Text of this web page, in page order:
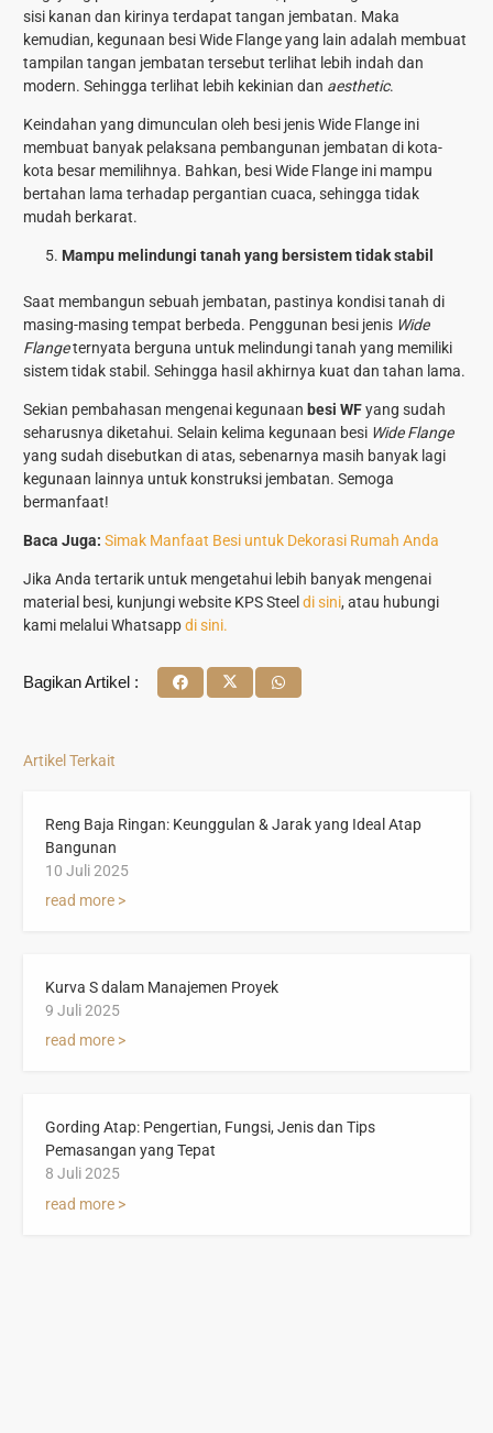
sisi kanan dan kirinya terdapat tangan jembatan. Maka
kemudian, kegunaan besi Wide Flange yang lain adalah membuat
tampilan tangan jembatan tersebut terlihat lebih indah dan
modern. Sehingga terlihat lebih kekinian dan aesthetic.
Keindahan yang dimunculan oleh besi jenis Wide Flange ini
membuat banyak pelaksana pembangunan jembatan di kota-
kota besar memilihnya. Bahkan, besi Wide Flange ini mampu
bertahan lama terhadap pergantian cuaca, sehingga tidak
mudah berkarat.
Mampu melindungi tanah yang bersistem tidak stabil
Saat membangun sebuah jembatan, pastinya kondisi tanah di
masing-masing tempat berbeda. Penggunan besi jenis Wide
Flangeternyata berguna untuk melindungi tanah yang memiliki
sistem tidak stabil. Sehingga hasil akhirnya kuat dan tahan lama.
Sekian pembahasan mengenai kegunaan besi WFyang sudah
seharusnya diketahui. Selain kelima kegunaan besi Wide Flange
yang sudah disebutkan di atas, sebenarnya masih banyak lagi
kegunaan lainnya untuk konstruksi jembatan. Semoga
bermanfaat!
Baca Juga: Simak Manfaat Besi untuk Dekorasi Rumah Anda
Jika Anda tertarik untuk mengetahui lebih banyak mengenai
material besi, kunjungi website KPS Steel di sini, atau hubungi
kami melalui Whatsappdi sini.
Bagikan Artikel :
Artikel Terkait
Reng Baja Ringan: Keunggulan & Jarak yang Ideal Atap
Bangunan
10 Juli 2025
read more >
Kurva S dalam Manajemen Proyek
9 Juli 2025
read more >
Gording Atap: Pengertian, Fungsi, Jenis dan Tips
Pemasangan yang Tepat
8 Juli 2025
read more >